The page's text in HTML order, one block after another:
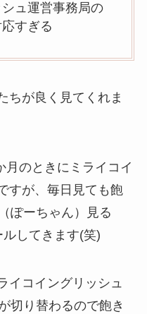
ュ運営事務局の
すぎる
ちが良く見てくれま
のときにミライコイ
すが、毎日見ても飽
ぽーちゃん）見る
してきます(笑)
イコイングリッシュ
切り替わるので飽き